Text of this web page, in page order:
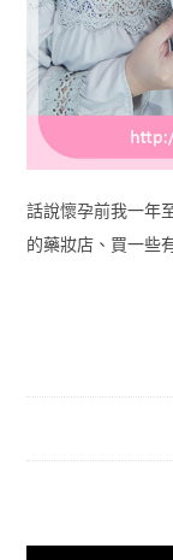
話說懷孕前我一年
的藥妝店、買一些